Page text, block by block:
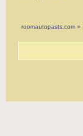
roomautopasts.com»